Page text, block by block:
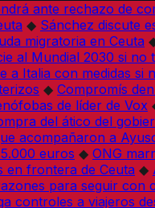
ante rechazo de
◆ Sánchez discute
migratoria en Ceuta
al Mundial 2030 si no
a Italia con medidas si
◆ Compromís
de líder de Vox
del ático del
acompañaron a
euros ◆ ONG
en frontera de Ceuta ◆
para seguir con
controles a viajeros